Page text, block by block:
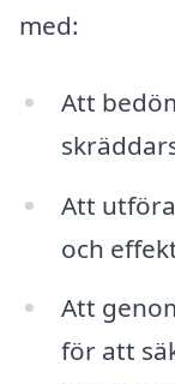
med:
Att
Att
och
Att
för att